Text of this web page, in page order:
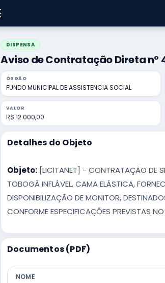
DISPENSA
Aviso de Contratação Direta nº
ÓRGÃO
FUNDO MUNICIPAL DE ASSISTENCIA SOCIAL
VALOR
R$ 12.000,00
Detalhes do Objeto
Objeto: [LICITANET] - CONTRATAÇÃO DE
TOBOGÃ INFLÁVEL, CAMA ELÁSTICA,
DISPONIBILIZAÇÃO DE MONITOR,
CONFORME ESPECIFICAÇÕES PREVISTAS NO
Documentos (PDF)
NOME